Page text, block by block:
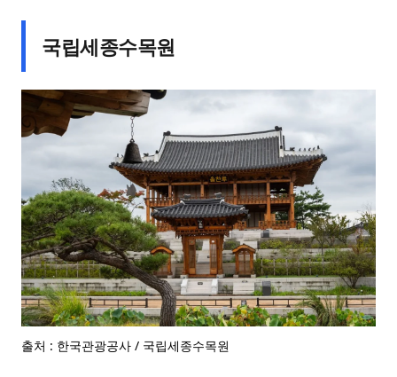
국립세종수목원
출처 : 한국관광공사 / 국립세종수목원